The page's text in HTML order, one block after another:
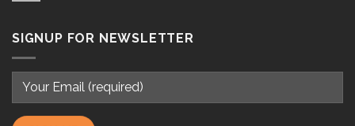
SIGNUP FOR NEWSLETTER